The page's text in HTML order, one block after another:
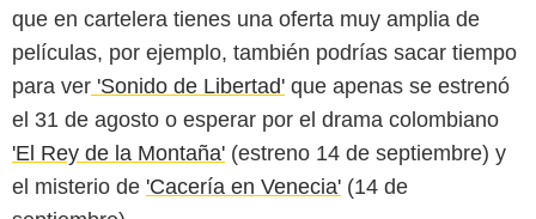
que en cartelera tienes una oferta muy amplia de
películas, por ejemplo, también podrías sacar tiempo
para ver 'Sonido de Libertad' que apenas se estrenó
el 31 de agosto o esperar por el drama colombiano
'El Rey de la Montaña' (estreno 14 de septiembre) y
el misterio de 'Cacería en Venecia' (14 de